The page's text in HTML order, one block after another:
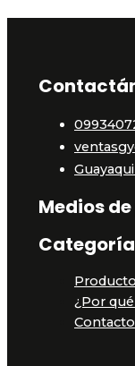
Medios
¿Por
Contacto